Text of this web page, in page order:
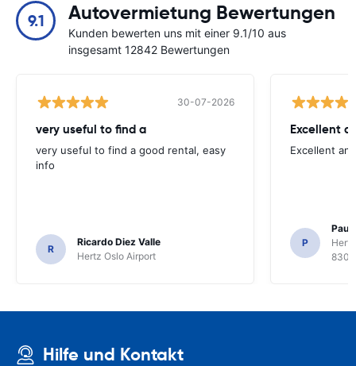
9.1 Autovermietung Bewertungen
Kunden bewerten uns mit einer 9.1/10 aus
insgesamt 12842 Bewertungen
30-07-2026
very useful to find a
very useful to find a good rental, easy
info
R
Ricardo Diez Valle
Hertz Oslo Airport
Excellent
Excellent
P
Paul
8300
Hilfe und Kontakt